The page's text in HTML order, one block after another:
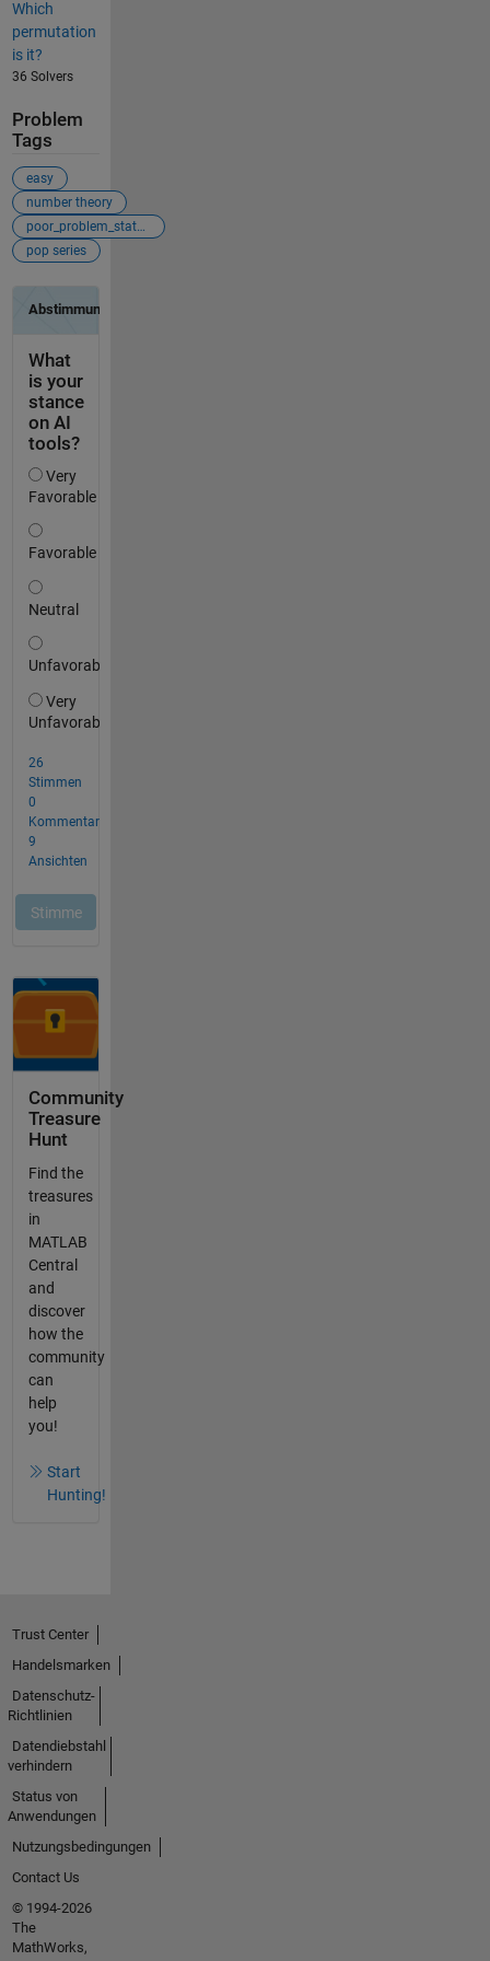
Which
permutation
is it?
36 Solvers
Problem
Tags
easy
number theory
poor_problem_statement
pop series
Community
Treasure
Hunt
Find the
treasures
in
MATLAB
Central
and
discover
how the
community
can
help
you!
Start
Hunting!
Trust Center
Handelsmarken
Datenschutz-
Richtlinien
Datendiebstahl
verhindern
Status von
Anwendungen
Nutzungsbedingungen
Contact Us
© 1994-2026
The
MathWorks,